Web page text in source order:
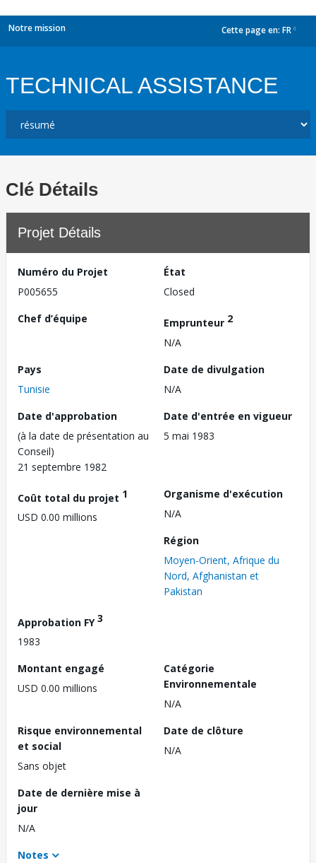
Notre mission Cette page en: FR
TECHNICAL ASSISTANCE
Clé Détails
Projet Détails
Numéro du Projet
P005655
État
Closed
Chef d’équipe
Emprunteur 2
N/A
Pays
Tunisie
Date de divulgation
N/A
Date d'approbation
(à la date de présentation au
Conseil)
21 septembre 1982
Date d'entrée en vigueur
5 mai 1983
Coût total du projet 1
USD 0.00 millions
Organisme d'exécution
N/A
Région
Moyen-Orient, Afrique du
Nord, Afghanistan et
Pakistan
Approbation FY3
1983
Montant engagé
USD 0.00 millions
Catégorie
Environnementale
N/A
Risque environnemental
et social
Sans objet
Date de clôture
N/A
Date de dernière mise à
jour
N/A
Notes